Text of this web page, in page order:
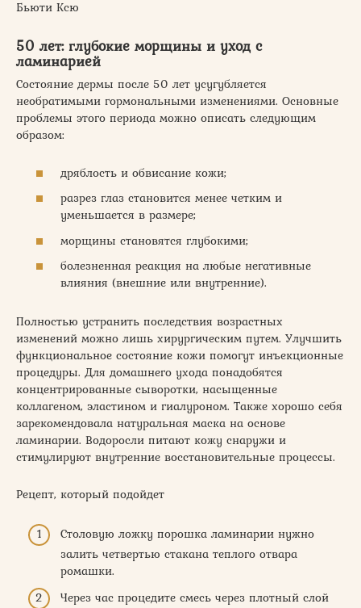
Бьюти Ксю
50 лет: глубокие морщины и уход с
ламинарией
Состояние дермы после 50 лет усугубляется
необратимыми гормональными изменениями. Основные
проблемы этого периода можно описать следующим
образом:
дряблость и обвисание кожи;
разрез глаз становится менее четким и
уменьшается в размере;
морщины становятся глубокими;
болезненная реакция на любые негативные
влияния (внешние или внутренние).
Полностью устранить последствия возрастных
изменений можно лишь хирургическим путем. Улучшить
функциональное состояние кожи помогут инъекционные
процедуры. Для домашнего ухода понадобятся
концентрированные сыворотки, насыщенные
коллагеном, эластином и гиалуроном. Также хорошо себя
зарекомендовала натуральная маска на основе
ламинарии. Водоросли питают кожу снаружи и
стимулируют внутренние восстановительные процессы.
Рецепт, который подойдет
Столовую ложку порошка ламинарии нужно
залить четвертью стакана теплого отвара
ромашки.
Через час процедите смесь через плотный слой